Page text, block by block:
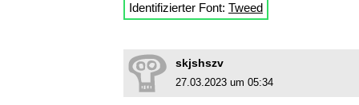
Identifizierter Font: Tweed
skjshszv
27.03.2023 um 05:34